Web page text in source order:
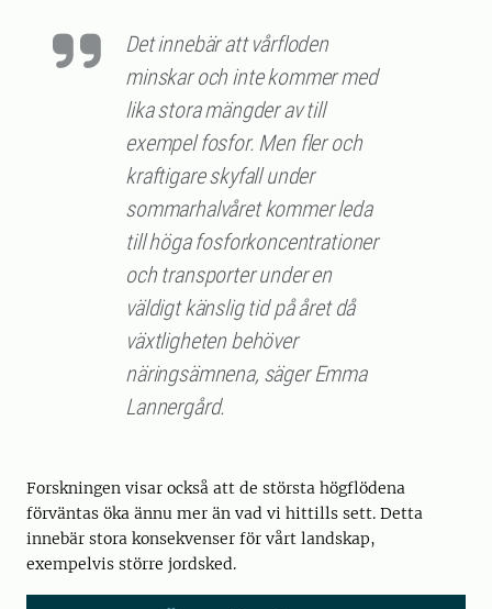
Det innebär att vårfloden
minskar och inte kommer med
lika stora mängder av till
exempel fosfor. Men fler och
kraftigare skyfall under
sommarhalvåret kommer leda
till höga fosforkoncentrationer
och transporter under en
väldigt känslig tid på året då
växtligheten behöver
näringsämnena, säger Emma
Lannergård.
Forskningen visar också att de största högflödena
förväntas öka ännu mer än vad vi hittills sett. Detta
innebär stora konsekvenser för vårt landskap,
exempelvis större jordsked.